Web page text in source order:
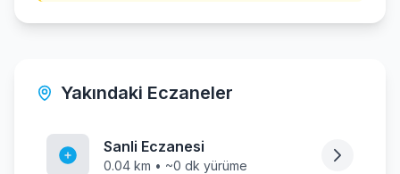
Yakındaki Eczaneler
Sanli Eczanesi
0.04 km • ~0 dk yürüme